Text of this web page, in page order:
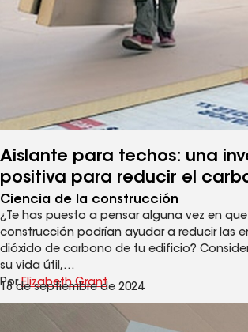
Aislante para techos: una
positiva para reducir el
Ciencia de la construcción
¿Te has puesto a pensar alguna vez en
construcción podrían ayudar a reducir las
dióxido de carbono de tu edificio?
su vida útil,…
PorElizabeth Grant
18 de septiembre de 2024